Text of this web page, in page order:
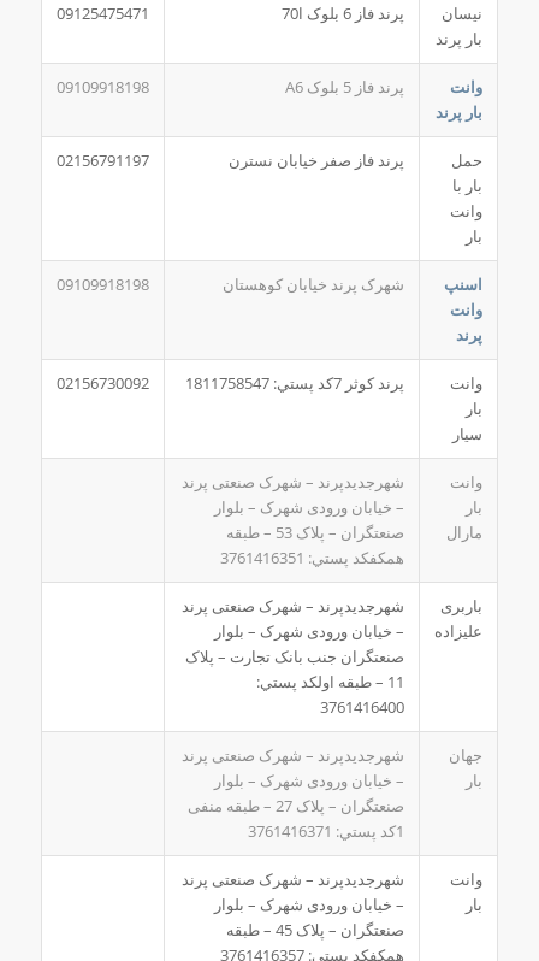
نیسان
بار پرند
پرند فاز 6 بلوک ا70 09125475471
وانت
بار پرند
پرند فاز 5 بلوک A6 09109918198
حمل
بار با
وانت
بار
پرند فاز صفر خیابان نسترن 02156791197
اسنپ
وانت
پرند
شهرک پرند خیابان کوهستان 09109918198
وانت
بار
سیار
پرند کوثر 7کد پستي: 1811758547 02156730092
وانت
بار
مارال
شهرجدیدپرند – شهرک صنعتی پرند
– خیابان ورودی شهرک – بلوار
صنعتگران – پلاک 53 – طبقه
همکفکد پستي: 3761416351
باربری
علیزاده
شهرجدیدپرند – شهرک صنعتی پرند
– خیابان ورودی شهرک – بلوار
صنعتگران جنب بانک تجارت – پلاک
11 – طبقه اولکد پستي:
3761416400
جهان
بار
شهرجدیدپرند – شهرک صنعتی پرند
– خیابان ورودی شهرک – بلوار
صنعتگران – پلاک 27 – طبقه منفی
1کد پستي: 3761416371
وانت
بار
شهرجدیدپرند – شهرک صنعتی پرند
– خیابان ورودی شهرک – بلوار
صنعتگران – پلاک 45 – طبقه
همکفکد پستي: 3761416357